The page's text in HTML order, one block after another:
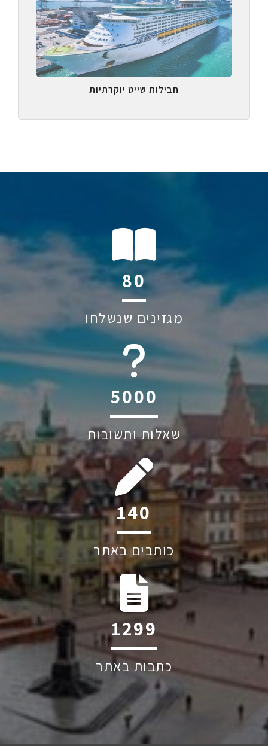
חבילות שייט יוקרתיות
114
מגזינים שנשלחו
6045
שאלות ותשובות
199
כותבים באתר
1852
כתבות באתר